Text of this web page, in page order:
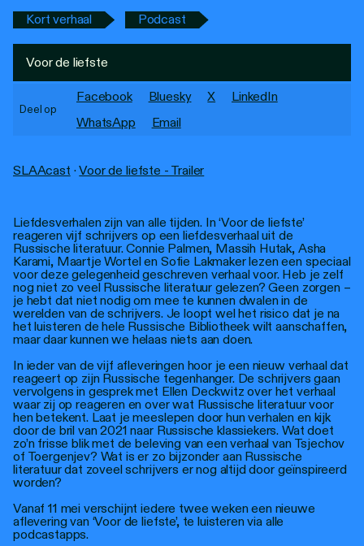
SLAAcast ·Voor de liefste - Trailer
Liefdesverhalen zijn van alle tijden. In ‘Voor de liefste’
reageren vijf schrijvers op een liefdesverhaal uit de
Russische literatuur. Connie Palmen, Massih Hutak, Asha
Karami, Maartje Wortel en Sofie Lakmaker lezen een speciaal
voor deze gelegenheid geschreven verhaal voor. Heb je zelf
nog niet zo veel Russische literatuur gelezen? Geen zorgen –
je hebt dat niet nodig om mee te kunnen dwalen in de
werelden van de schrijvers. Je loopt wel het risico dat je na
het luisteren de hele Russische Bibliotheek wilt aanschaffen,
maar daar kunnen we helaas niets aan doen.
In ieder van de vijf afleveringen hoor je een nieuw verhaal dat
reageert op zijn Russische tegenhanger. De schrijvers gaan
vervolgens in gesprek met Ellen Deckwitz over het verhaal
waar zij op reageren en over wat Russische literatuur voor
hen betekent. Laat je meeslepen door hun verhalen en kijk
door de bril van 2021 naar Russische klassiekers. Wat doet
zo’n frisse blik met de beleving van een verhaal van Tsjechov
of Toergenjev? Wat is er zo bijzonder aan Russische
literatuur dat zoveel schrijvers er nog altijd door geïnspireerd
worden?
Vanaf 11 mei verschijnt iedere twee weken een nieuwe
aflevering van ‘Voor de liefste’, te luisteren via alle
podcastapps.
Kort verhaal Podcast
Voor de liefste
Deel op
Facebook Bluesky X
LinkedIn
WhatsApp
Email
Personen
Toegankelijkheid
Stadsdichter